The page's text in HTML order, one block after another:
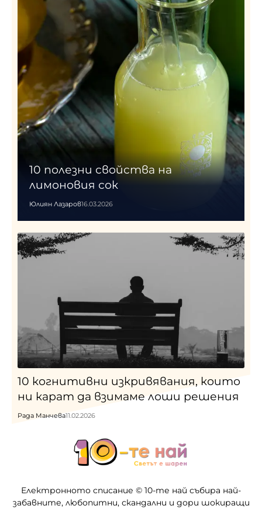
10 полезни свойства на
лимоновия сок
Юлиян Лазаров16.03.2026
10 когнитивни изкривявания, които
ни карат да взимаме лоши решения
Рада Манчева11.02.2026
Електронното списание © 10-те най събира най-
забавните, любопитни, скандални и дори шокиращи